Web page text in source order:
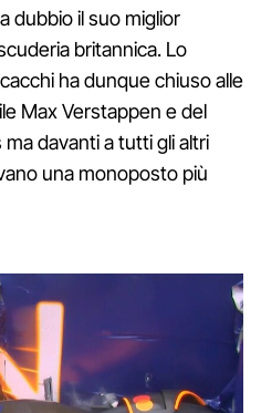
dubbio il suo miglior
britannica. Lo
ha dunque chiuso alle
Max Verstappen e del
davanti a tutti gli altri
una monoposto più